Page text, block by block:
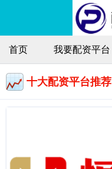
首页 我要配资平台
十大配资平台推荐